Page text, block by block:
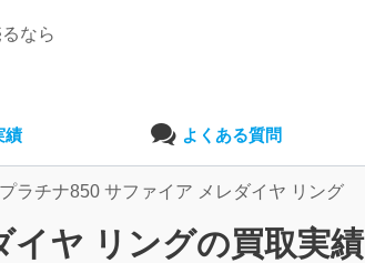
なら
績 よくある質問
ラチナ850 サファイア メレダイヤ リング
ヤ リングの買取実績